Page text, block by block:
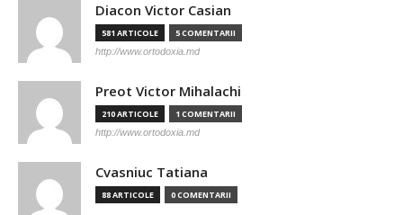
Diacon Victor Casian
581 ARTICOLE 5 COMENTARII
http://www.ortodoxia.md
Preot Victor Mihalachi
210 ARTICOLE 1 COMENTARII
http://www.ortodoxia.md
Cvasniuc Tatiana
88 ARTICOLE 0 COMENTARII